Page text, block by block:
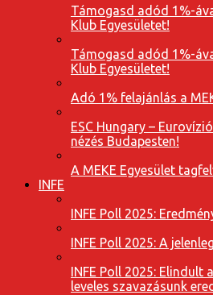
Támogasd adód 1%-
Klub Egyesületet!
Támogasd adód 1%-
Klub Egyesületet!
Adó 1% felajánlás a
ESC Hungary –
nézés Budapesten!
A MEKE Egyesület
INFE
INFE Poll 2025:
INFE Poll 2025: A
INFE Poll 2025: Elindult
leveles szavazásunk